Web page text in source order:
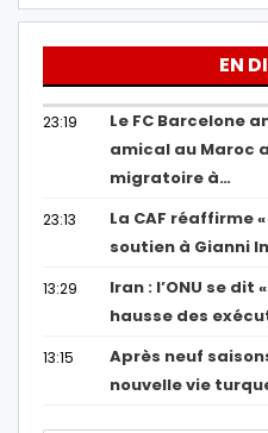
EN
23:19
Le FC Barcelone
amical au Maroc
migratoire à…
23:13
La CAF réaffirme
soutien à Gianni
13:29
Iran : l’ONU se dit
hausse des
13:15
Après neuf
nouvelle vie